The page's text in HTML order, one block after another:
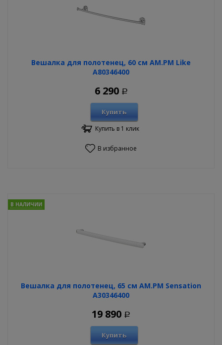
Вешалка для полотенец, 60 см AM.PM Like
A80346400
6 290 Р
Купить
Купить в 1 клик
В избранное
Вешалка для полотенец, 65 см AM.PM Sensation
A30346400
В НАЛИЧИИ
19 890 Р
Купить